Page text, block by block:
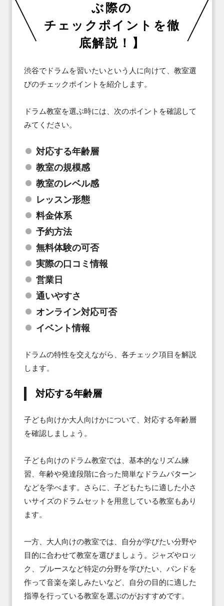
ぶ際の
チェックポイントを徹
底解説！】
渋谷でドラムを習いたいという人に向けて、教室選
びのチェックポイントを紹介します。
ドラム教室を選ぶ時には、次のポイントを確認して
みてください。
対応する年齢層
教室の規模感
教室のレベル感
レッスン形態
料金体系
予約方法
無料体験の可否
実際の口コミ情報
営業日
通いやすさ
オンライン対応可否
イベント情報
ドラムの特性を交えながら、各チェック項目を解説
します。
対応する年齢層
子ども向けか大人向けかについて、対応する年齢層
を確認しましょう。
子ども向けのドラム教室では、基本的なリズム練
習、年齢や発達段階に合った簡単なドラムパターン
などを学べます。さらに、子どもたちに適した小さ
いサイズのドラムセットを用意している教室もあり
ます。
一方、大人向けの教室では、自分が学びたい分野や
目的に合わせて教室を選びましょう。ジャズやロッ
ク、ブルースなど特定の分野を学びたい、バンドを
作って音楽を楽しみたいなど、自分の目的に適した
指導を行っている教室を選ぶのがおすすめです。